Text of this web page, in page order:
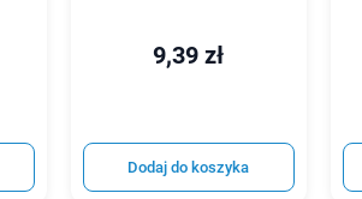
9,39 zł
Dodaj do koszyka